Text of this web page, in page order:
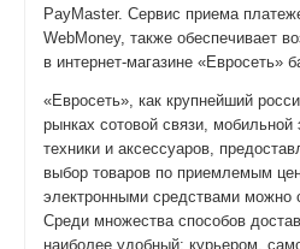
PayMaster. Cервис приема
WebMoney, также обеспечивает
в интернет-магазине «Евросеть»
«Евросеть», как крупнейший
рынках сотовой связи, мобильной
техники и аксессуаров,
выбор товаров по приемлемым
электронными средствами можно
Среди множества способов
наиболее удобный: курьером,